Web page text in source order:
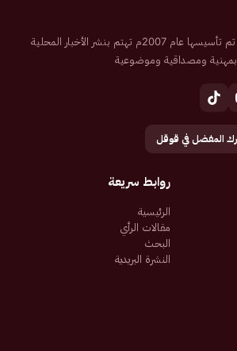
صحيفة إلكترونية سعودية تم تأسيسها عام 2007م تهتم بنشر الأخبار المحلية
بمهنية ومصداقية وموضوعية
المفضل في قوقل
روابط سريعة
الرئيسية
مقالات الرأي
البحث
النشرة البريدية